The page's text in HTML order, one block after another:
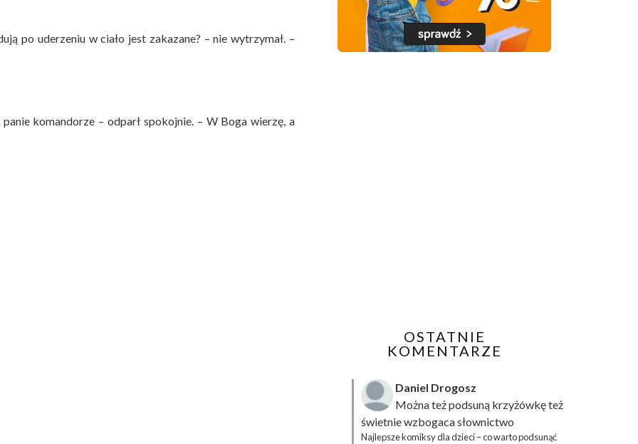
po uderzeniu w ciało jest zakazane? – nie wytrzymał. –
komandorze – odparł spokojnie. – W Boga wierzę, a
OSTATNIE
KOMENTARZE
Daniel Drogosz
Można też podsuną krzyżówkęteż
świetnie wzbogaca słownictwo
Najlepsze komiksy dla dzieci – co warto podsunąć